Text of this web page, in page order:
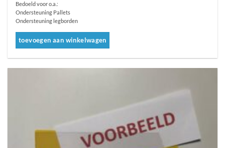
Bedoeld voor o.a.:
Ondersteuning Pallets
Ondersteuning legborden
toevoegen aan winkelwagen